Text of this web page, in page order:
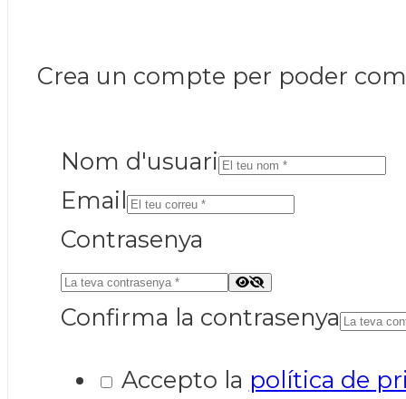
Crea un compte per poder
Nom d'usuari
Email
Contrasenya
Confirma la contrasenya
Accepto la política de